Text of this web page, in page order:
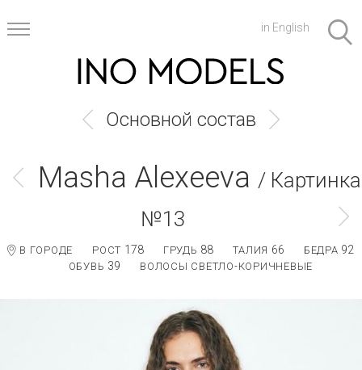
in English
Основной состав
Masha Alexeeva / Картинка
№13
В ГОРОДЕ РОСТ 178 ГРУДЬ 88 ТАЛИЯ 66 БЕДРА 92
ОБУВЬ 39 ВОЛОСЫ СВЕТЛО-КОРИЧНЕВЫЕ